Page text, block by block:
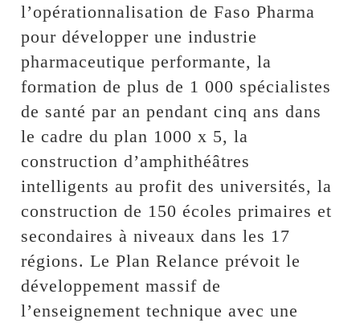
l’opérationnalisation de Faso Pharma
pour développer une industrie
pharmaceutique performante, la
formation de plus de 1 000 spécialistes
de santé par an pendant cinq ans dans
le cadre du plan 1000 x 5, la
construction d’amphithéâtres
intelligents au profit des universités, la
construction de 150 écoles primaires et
secondaires à niveaux dans les 17
régions. Le Plan Relance prévoit le
développement massif de
l’enseignement technique avec une